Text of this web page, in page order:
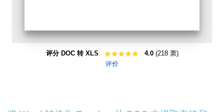
评分 DOC 转 XLS 4.0(218 票)
评价